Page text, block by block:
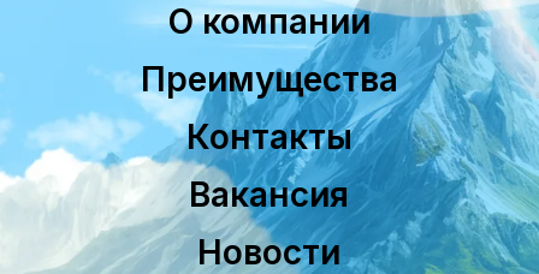
О компании
Преимущества
Контакты
Вакансия
Новости